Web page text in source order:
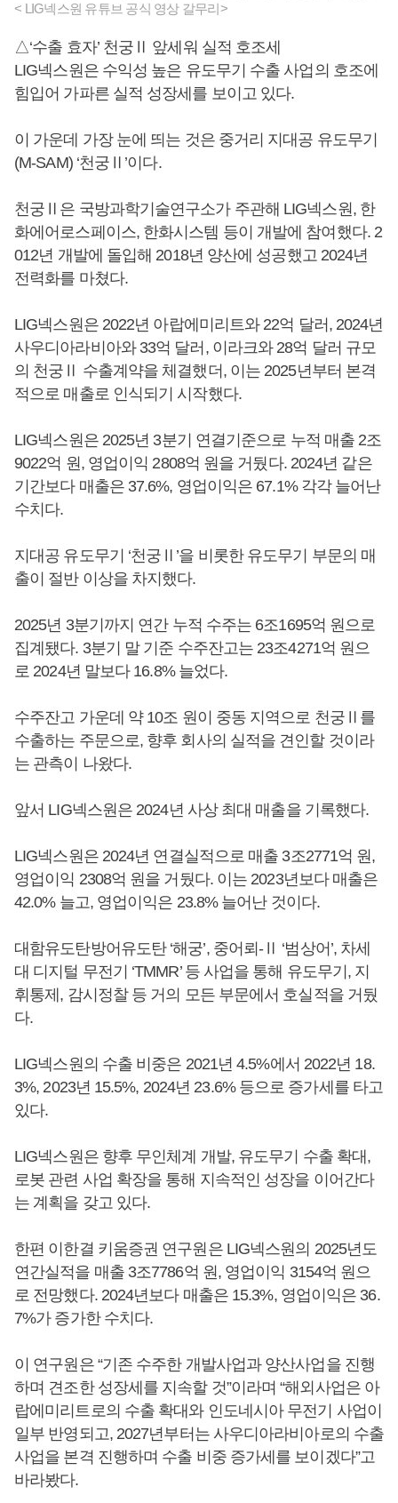
< LIG넥스원 유튜브 공식 영상 갈무리>
△‘수출 효자’ 천궁Ⅱ 앞세워 실적 호조세
LIG넥스원은 수익성 높은 유도무기 수출 사업의 호조에
힘입어 가파른 실적 성장세를 보이고 있다.
이 가운데 가장 눈에 띄는 것은 중거리 지대공 유도무기
(M-SAM) ‘천궁Ⅱ’이다.
천궁Ⅱ은 국방과학기술연구소가 주관해 LIG넥스원, 한
화에어로스페이스, 한화시스템 등이 개발에 참여했다. 2
012년 개발에 돌입해 2018년 양산에 성공했고 2024년
전력화를 마쳤다.
LIG넥스원은 2022년 아랍에미리트와 22억 달러, 2024년
사우디아라비아와 33억 달러, 이라크와 28억 달러 규모
의 천궁Ⅱ 수출계약을 체결했더, 이는 2025년부터 본격
적으로 매출로 인식되기 시작했다.
LIG넥스원은 2025년 3분기 연결기준으로 누적 매출 2조
9022억 원, 영업이익 2808억 원을 거뒀다. 2024년 같은
기간보다 매출은 37.6%, 영업이익은 67.1% 각각 늘어난
수치다.
지대공 유도무기 ‘천궁Ⅱ’을 비롯한 유도무기 부문의 매
출이 절반 이상을 차지했다.
2025년 3분기까지 연간 누적 수주는 6조1695억 원으로
집계됐다. 3분기 말 기준 수주잔고는 23조4271억 원으
로 2024년 말보다 16.8% 늘었다.
수주잔고 가운데 약 10조 원이 중동 지역으로 천궁Ⅱ를
수출하는 주문으로, 향후 회사의 실적을 견인할 것이라
는 관측이 나왔다.
앞서 LIG넥스원은 2024년 사상 최대 매출을 기록했다.
LIG넥스원은 2024년 연결실적으로 매출 3조2771억 원,
영업이익 2308억 원을 거뒀다. 이는 2023년보다 매출은
42.0% 늘고, 영업이익은 23.8% 늘어난 것이다.
대함유도탄방어유도탄 ‘해궁’, 중어뢰-Ⅱ ‘범상어’, 차세
대 디지털 무전기 ‘TMMR’ 등 사업을 통해 유도무기, 지
휘통제, 감시정찰 등 거의 모든 부문에서 호실적을 거뒀
다.
LIG넥스원의 수출 비중은 2021년 4.5%에서 2022년 18.
3%, 2023년 15.5%, 2024년 23.6% 등으로 증가세를 타고
있다.
LIG넥스원은 향후 무인체계 개발, 유도무기 수출 확대,
로봇 관련 사업 확장을 통해 지속적인 성장을 이어간다
는 계획을 갖고 있다.
한편 이한결 키움증권 연구원은 LIG넥스원의 2025년도
연간실적을 매출 3조7786억 원, 영업이익 3154억 원으
로 전망했다. 2024년보다 매출은 15.3%, 영업이익은 36.
7%가 증가한 수치다.
이 연구원은 “기존 수주한 개발사업과 양산사업을 진행
하며 견조한 성장세를 지속할 것”이라며 “해외사업은 아
랍에미리트로의 수출 확대와 인도네시아 무전기 사업이
일부 반영되고, 2027년부터는 사우디아라비아로의 수출
사업을 본격 진행하며 수출 비중 증가세를 보이겠다”고
바라봤다.